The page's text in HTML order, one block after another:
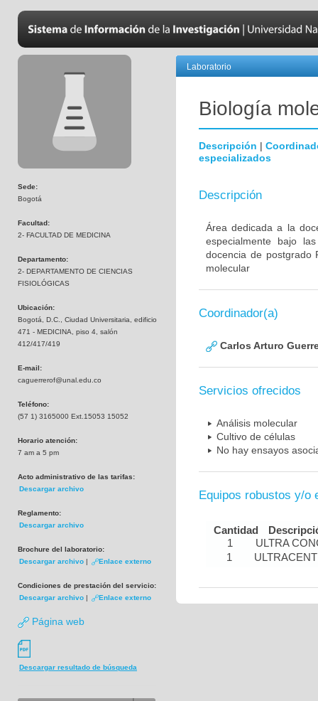
Sede:
Bogotá
Facultad:
2- FACULTAD DE MEDICINA
Departamento:
2- DEPARTAMENTO DE CIENCIAS
FISIOLÓGICAS
Ubicación:
Bogotá, D.C., Ciudad Universitaria, edificio
471 - MEDICINA, piso 4, salón
412/417/419
E-mail:
caguerrerof@unal.edu.co
Teléfono:
(57 1) 3165000 Ext.15053 15052
Horario atención:
7 am a 5 pm
Acto administrativo de las tarifas:
Descargar archivo
Reglamento:
Descargar archivo
Brochure del laboratorio:
Descargar archivo | Enlace externo
Condiciones de prestación del servicio:
Descargar archivo | Enlace externo
Página web
Descargar resultado de búsqueda
Laboratorio
Biología
Descripción |
especializados
Descripción
Área dedicada a la
especialmente bajo
docencia de postgrado
molecular
Coordinador(a)
Carlos Arturo
Servicios ofrecidos
Análisis molecular
Cultivo de células
No hay ensayos
Equipos robustos y/o
Cantidad
1
ULTRA
1